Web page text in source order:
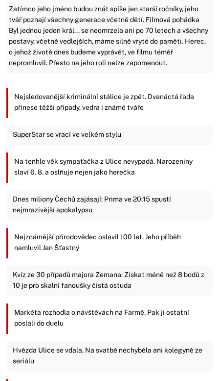
Zatímco jeho jméno budou znát spíše jen starší ročníky, jeho
tvář poznají všechny generace včetně dětí. Filmová pohádka
Byl jednou jeden král... se neomrzela ani po 70 letech a všechny
postavy, včetně vedlejších, máme silně vryté do paměti. Herec,
o jehož životě dnes budeme vyprávět, ve filmu téměř
nepromluvil. Přesto na jeho roli nelze zapomenout.
Nejsledovanější kriminální stálice je zpět. Dvanáctá řada
přinese těžší případy, vedra i známé tváře
SuperStar se vrací ve velkém stylu
Na tenhle věk sympaťačka z Ulice nevypadá. Narozeniny
slaví 6. 8. a oslňuje nejen jako herečka
Dnes miliony Čechů zajásají: Prima ve 20:15 spustí
nejmrazivější apokalypsu
Nejznámější přírodovědec oslavil 100 let. Jeho příběh
namluvil Jan Šťastný
Kvíz ze 30 případů majora Zemana: Získat méně než 8 bodů z
10 je pro skalní fanoušky čistá ostuda
Markéta rozhodla o návštěvách na Farmě. Pak ji ostatní
poslali do duelu
Hvězda Ulice se vdala. Na svatbě nechyběla ani kolegyně ze
seriálu